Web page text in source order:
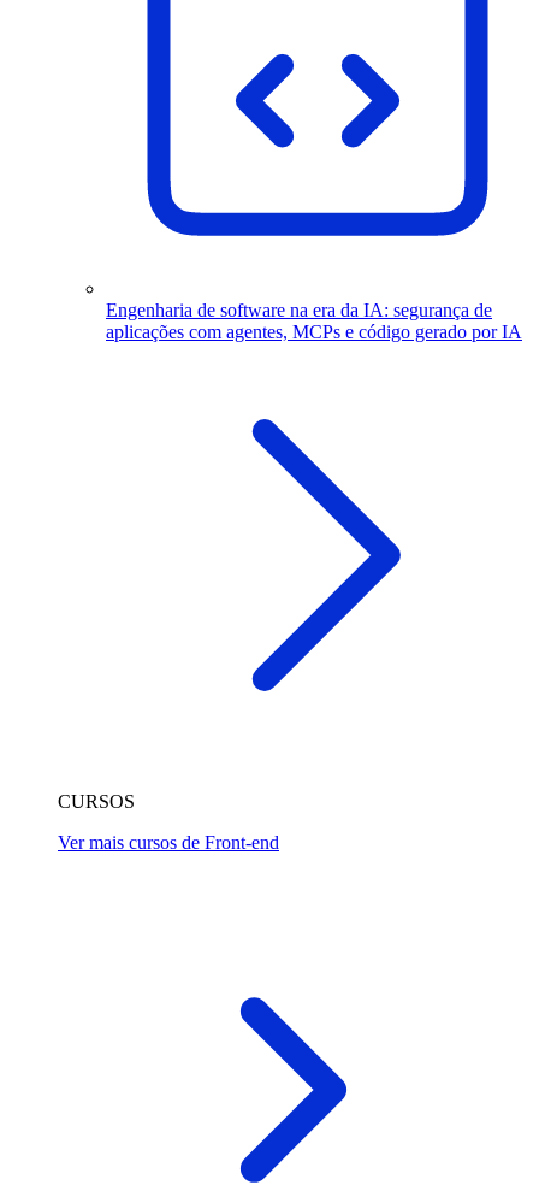
Engenharia de software na era da IA: segurança de
aplicações com agentes, MCPs e código gerado por IA
CURSOS
Ver mais cursos de Front-end